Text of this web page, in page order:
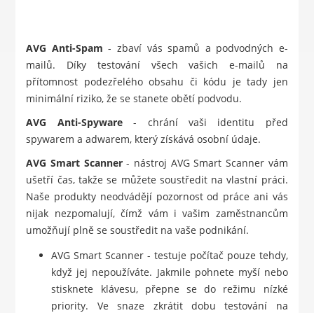
AVG Anti-Spam - zbaví vás spamů a podvodných e-
mailů. Díky testování všech vašich e-mailů na
přítomnost podezřelého obsahu či kódu je tady jen
minimální riziko, že se stanete obětí podvodu.
AVG Anti-Spyware- chrání vaši identitu před
spywarem a adwarem, který získává osobní údaje.
AVG Smart Scanner- nástroj AVG Smart Scanner vám
ušetří čas, takže se můžete soustředit na vlastní práci.
Naše produkty neodvádějí pozornost od práce ani vás
nijak nezpomalují, čímž vám i vašim zaměstnancům
umožňují plně se soustředit na vaše podnikání.
AVG Smart Scanner - testuje počítač pouze tehdy,
když jej nepoužíváte. Jakmile pohnete myší nebo
stisknete klávesu, přepne se do režimu nízké
priority. Ve snaze zkrátit dobu testování na